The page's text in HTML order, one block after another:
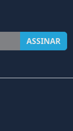
ASSINAR